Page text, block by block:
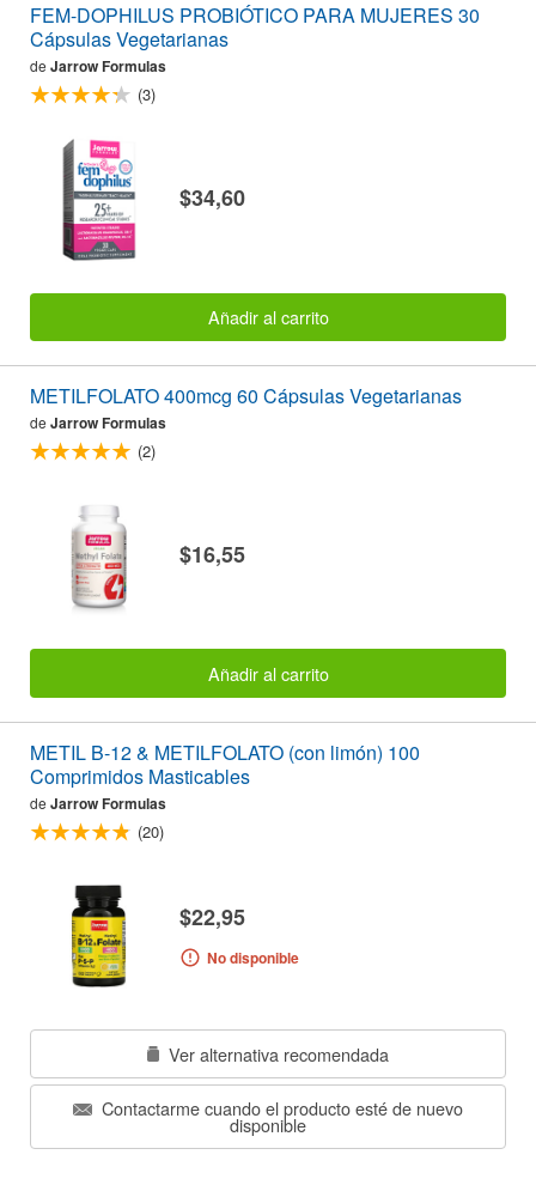
FEM-DOPHILUS PROBIÓTICO PARA MUJERES 30
Cápsulas Vegetarianas
de Jarrow Formulas
(3)
$34,60
Añadir al carrito
METILFOLATO 400mcg 60 Cápsulas Vegetarianas
de Jarrow Formulas
(2)
$16,55
Añadir al carrito
METIL B-12 & METILFOLATO (con limón) 100
Comprimidos Masticables
de Jarrow Formulas
(20)
$22,95
No disponible
Ver alternativa recomendada
Contactarme cuando el producto esté de nuevo
disponible